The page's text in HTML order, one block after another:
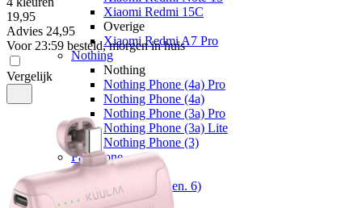
Xiaomi Redmi 15C
Overige
Xiaomi Redmi A7 Pro
Nothing
Nothing
Nothing Phone (4a) Pro
Nothing Phone (4a)
Nothing Phone (3a) Pro
Nothing Phone (3a) Lite
Nothing Phone (3)
Fairphone
Fairphone
Fairphone (Gen. 6)
Realme
19,95
Advies 24,95
Voor 23:59 besteld, morgen in huis
Vergelijk